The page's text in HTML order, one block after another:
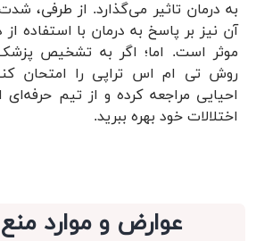
به درمان تاثیر می‌گذارد. از طرفی،
آن نیز بر پاسخ به درمان با استفاده
موثر است. اما؛ اگر به تشخیص
روش تی ام اس تراپی را امتحان
احیایی مراجعه کرده و از تیم
اختلالات خود بهره ببرید.
عوارض و موارد